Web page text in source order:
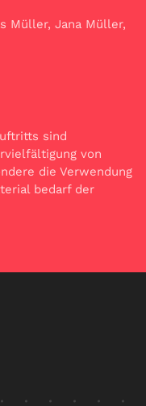
Müller, Jana Müller,
sind
von
die Verwendung
bedarf der